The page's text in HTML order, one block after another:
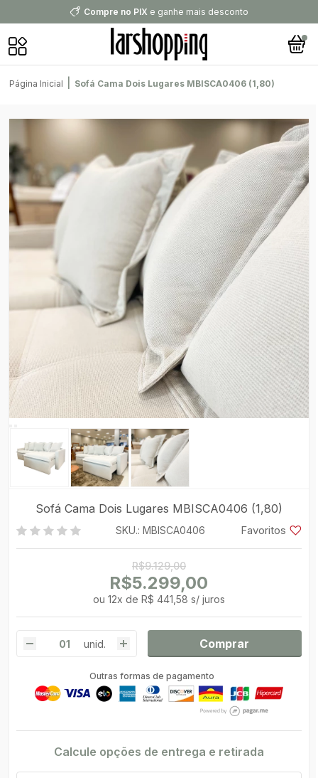
Compre no PIX e ganhe mais desconto
Página Inicial Sofá Cama Dois Lugares MBISCA0406 (1,80)
Sofá Cama Dois Lugares MBISCA0406 (1,80)
SKU.: MBISCA0406 Favoritos
R$9.129,00
R$5.299,00
ou 12x de R$ 441,58 s/ juros
unid. Comprar
Outras formas de pagamento
Calcule opções de entrega e retirada